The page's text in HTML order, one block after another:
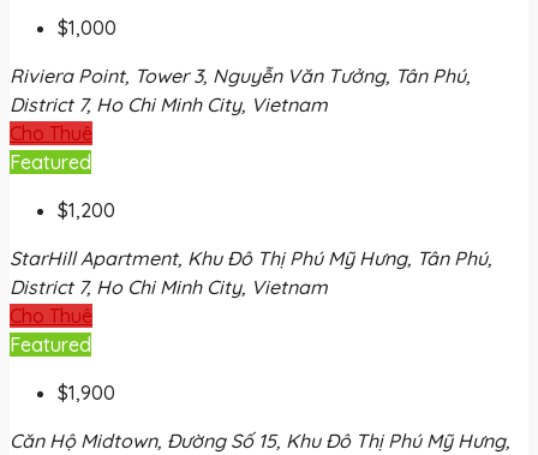
$1,000
Riviera Point, Tower 3, Nguyễn Văn Tưởng, Tân Phú,
District 7, Ho Chi Minh City, Vietnam
Cho Thuê
Featured
$1,200
StarHill Apartment, Khu Đô Thị Phú Mỹ Hưng, Tân Phú,
District 7, Ho Chi Minh City, Vietnam
Cho Thuê
Featured
$1,900
Căn Hộ Midtown, Đường Số 15, Khu Đô Thị Phú Mỹ Hưng,